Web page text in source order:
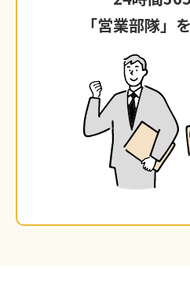
「営業部隊」
「営業部隊」
ウェブマーケティング
れば、それはあなたが
お客様からの問い合わ
なたの会社の魅
言わずに働き続